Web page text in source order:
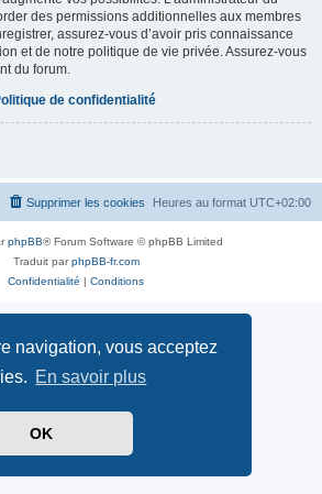
navigation, vous acceptez
En savoir plus
OK
des permissions additionnelles aux membres
assurez-vous d’avoir pris connaissance
et de notre politique de vie privée. Assurez-vous
du forum.
de confidentialité
Heures au format UTC+02:00
Supprimer les cookies
phpBB® Forum Software © phpBB Limited
Traduit parphpBB-fr.com
Confidentialité | Conditions